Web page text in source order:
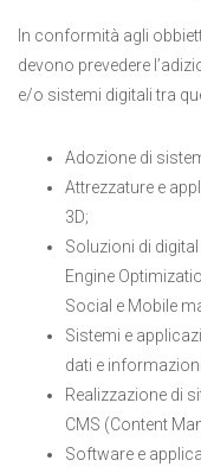
In conformità agli
devono prevedere
e/o sistemi digitali tra
Adozione di
Attrezzature e
3D;
Soluzioni di
Engine
Social e Mobile
Sistemi e
dati e
Realizzazione di
CMS (Content
Software e